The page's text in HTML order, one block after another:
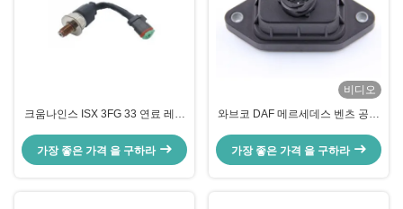
크움나인스 ISX 3FG 33 연료 레일
가장 좋은 가격 을 구하라
비디오
와브코 DAF 메르세데스 벤츠 공기
9325000011 1518729
가장 좋은 가격 을 구하라